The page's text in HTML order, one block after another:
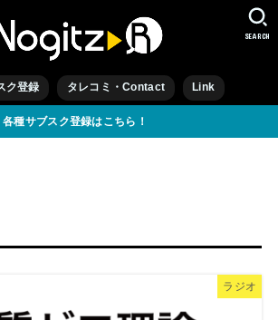
ク登録 タレコミ・Contact Link
SEARCH
各種サブスク登録はこちら！
ラジオ